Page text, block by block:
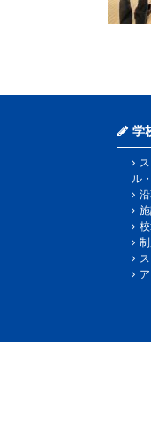
学
ル